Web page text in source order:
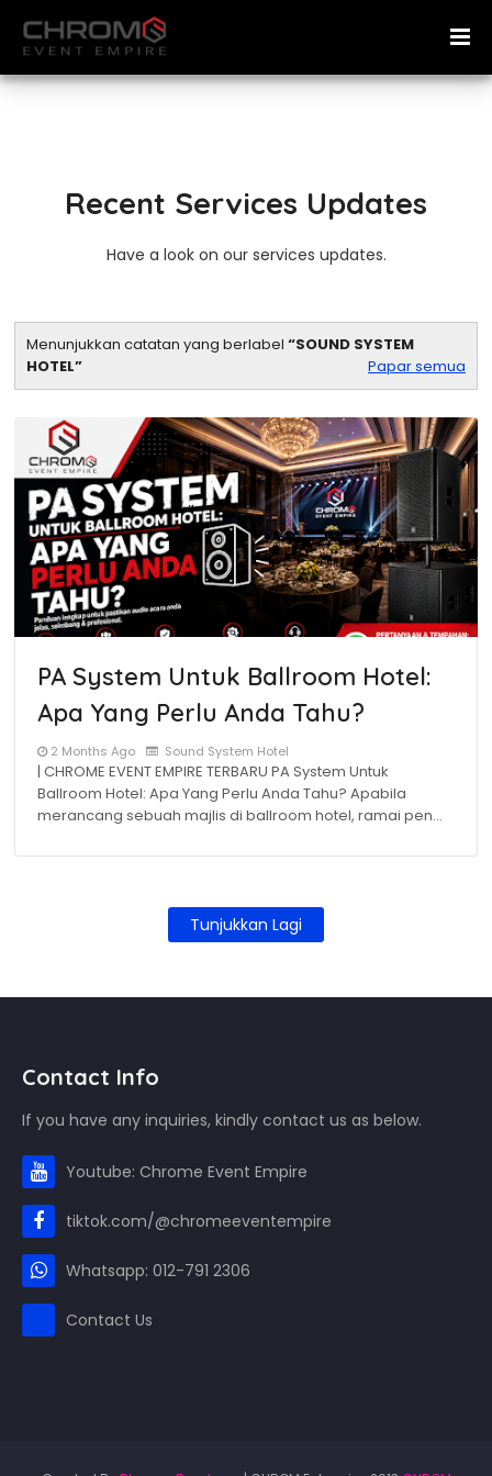
Recent Services Updates
Have a look on our services updates.
Menunjukkan catatan yang berlabel
SOUND SYSTEM
HOTEL
Papar semua
PA System Untuk Ballroom Hotel:
Apa Yang Perlu Anda Tahu?
2 Months Ago Sound System Hotel
| CHROME EVENT EMPIRE TERBARU PA System Untuk
Ballroom Hotel: Apa Yang Perlu Anda Tahu? Apabila
merancang sebuah majlis di ballroom hotel, ramai pen…
Tunjukkan Lagi
Contact Info
If you have any inquiries, kindly contact us as below.
Youtube: Chrome Event Empire
tiktok.com/@chromeeventempire
Whatsapp: 012-791 2306
Contact Us